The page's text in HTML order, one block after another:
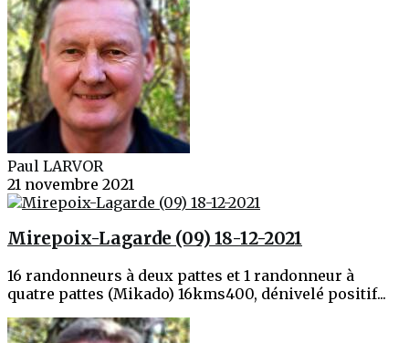
Paul LARVOR
21 novembre 2021
Mirepoix-Lagarde (09) 18-12-2021
16 randonneurs à deux pattes et 1 randonneur à
quatre pattes (Mikado) 16kms400, dénivelé positif...